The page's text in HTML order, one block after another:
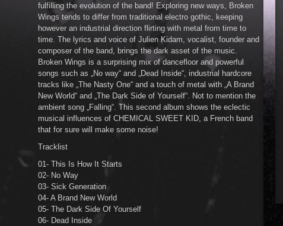
fulfilling the evolution of the band! Exploring new ways, Broken
Wings tends to differ from traditional electro gothic, keeping
however an industrial direction flirting with metal from time to
time. The lyrics and voice of Julien Kidam, vocalist, founder and
composer of the band, brings the dark asset of the music.
Broken Wings is a surprising mix of dancefloor and powerful
songs such as „No way“ and „Dead Inside“, industrial hardcore
tracks like „The Nasty One“ and a touch of metal with „A Brand
New World“ and „The Dark Side of Yourself“. Not to mention the
ambient song „Falling“. This second album shows the eclectic
musical influences of CHEMICAL SWEET KID, a French band
that for sure will make some noise!
Tracklist
01- This Is How It Starts
02- No Way
03- Sick Generation
04- A Brand New World
05- The Dark Side Of Yourself
06- Dead Inside